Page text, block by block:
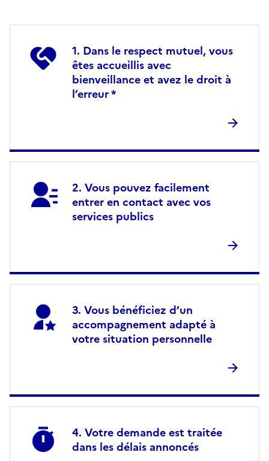
Dans le respect mutuel, vous
êtes accueillis avec
bienveillance et avez le droit à
l’erreur *
Vous pouvez facilement
entrer en contact avec vos
services publics
Vous bénéficiez d’un
accompagnement adapté à
votre situation personnelle
Votre demande est traitée
dans les délais annoncés